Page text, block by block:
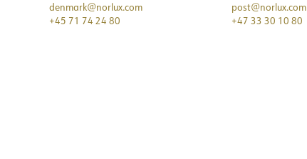
denmark@norlux.com
+45 71 74 24 80
post@norlux.com
+47 33 30 10 80